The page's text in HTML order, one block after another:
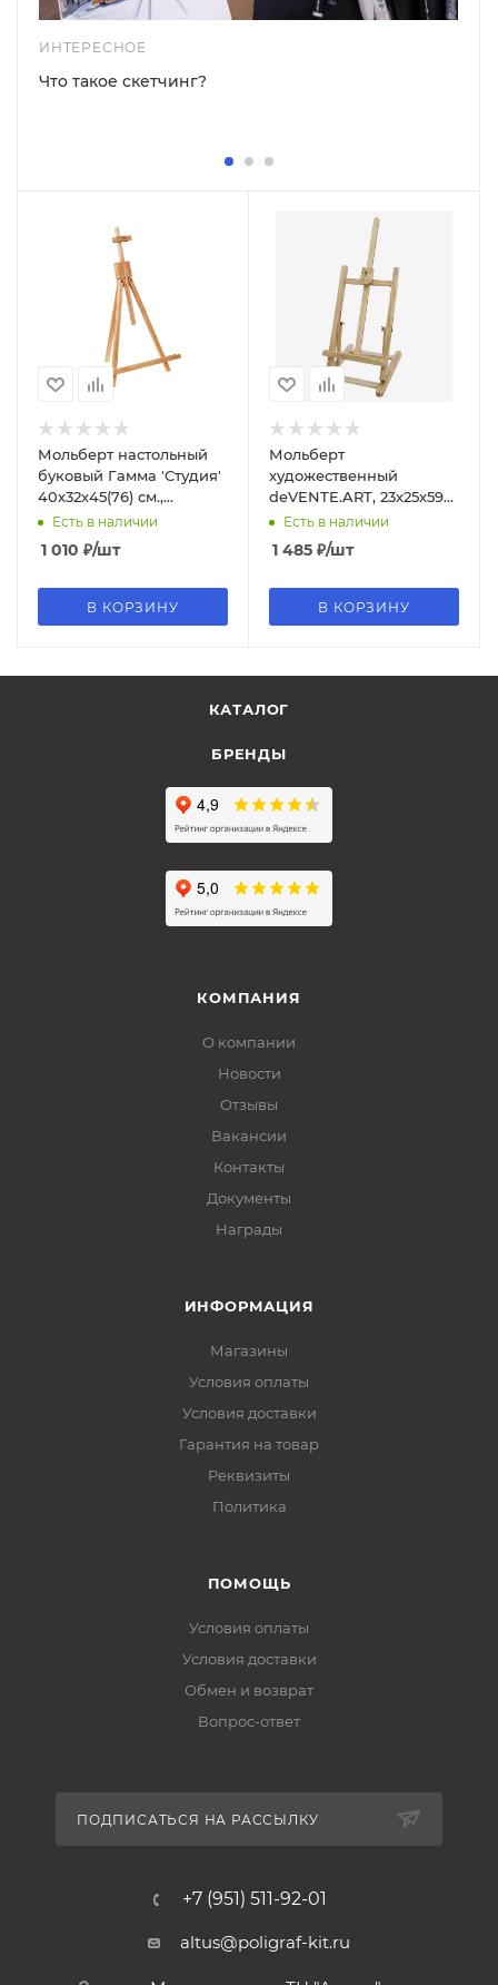
ИНТЕРЕСНОЕ
Что такое скетчинг?
Мольберт настольный
буковый Гамма 'Студия'
40х32х45(76) см.,
211118_04
Есть в наличии
1 010 ₽/шт
В КОРЗИНУ
Мольберт
художественный
deVENTE.ART, 23х25х59
см, 8070508
Есть в наличии
1 485 ₽/шт
В КОРЗИНУ
КАТАЛОГ
БРЕНДЫ
КОМПАНИЯ
О компании
Новости
Отзывы
Вакансии
Контакты
Документы
Награды
ИНФОРМАЦИЯ
Магазины
Условия оплаты
Условия доставки
Гарантия на товар
Реквизиты
Политика
ПОМОЩЬ
Условия оплаты
Условия доставки
Обмен и возврат
Вопрос-ответ
ПОДПИСАТЬСЯ НА РАССЫЛКУ
+7 (951) 511-92-01
altus@poligraf-kit.ru